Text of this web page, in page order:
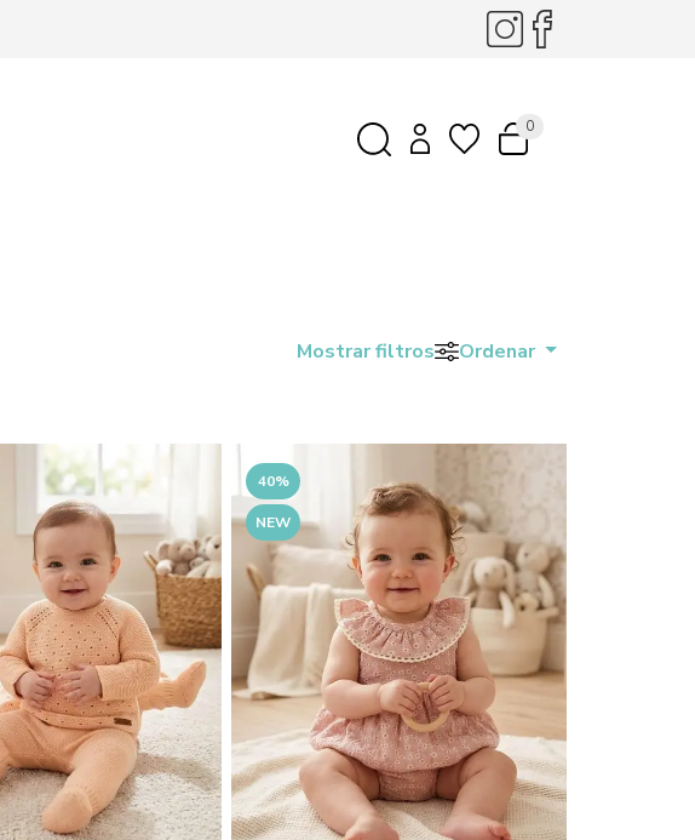
0
Mostrar filtros Ordenar
40%
NEW